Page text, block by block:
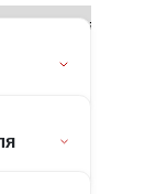
Fuel Guard
бак.